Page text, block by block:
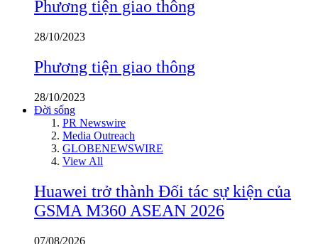
Phương tiện giao thông
28/10/2023
Phương tiện giao thông
28/10/2023
Đời sống
PR Newswire
Media Outreach
GLOBENEWSWIRE
View All
Huawei trở thành Đối tác sự kiện của
GSMA M360 ASEAN 2026
07/08/2026